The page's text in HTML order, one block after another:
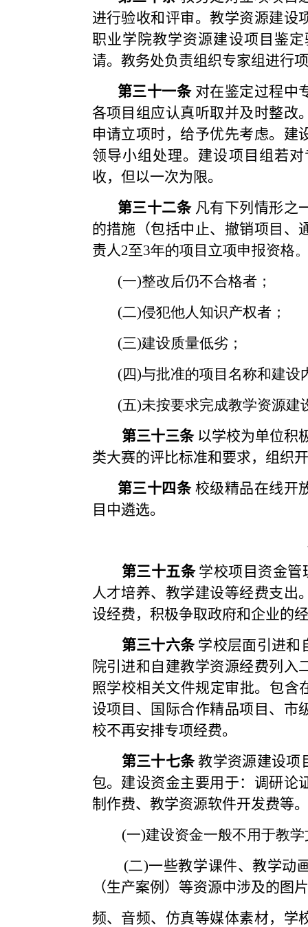
进行验收和评审。教学资源建设
职业学院教学资源建设项目鉴
请。 教务处负责组织专家组进行
第三十一条对在鉴定过程中
各项目组应认真听取并及时整改
申请立项时，给予优先考虑。建
领导小组处理。建设项目组若
收，但以一次为限。
第三十二条凡有下列情形之
的措施（包括中止、撤销项目、
责人2至3年的项目立项申报资格
(一)整改后仍不合格者；
(二)侵犯他人知识产权者；
(三)建设质量低劣；
(四)与批准的项目名称和建设
(五)未按要求完成教学资源建
第三十三条 以学校为单位积
类大赛的评比标准和要求，组织
第三十四条校级精品在线开
目中遴选。
第三十五条 学校项目资金管
人才培养、教学建设等经费支出
设经费，积极争取政府和企业的
第三十六条学校层面引进和
院引进和自建教学资源经费列入
照学校相关文件规定审批。包含
设项目、国际合作精品项目、市
校不再安排专项经费。
第三十七条教学资源建设项
包。建设资金主要用于：调研论
制作费、教学资源软件开发费
(一)建设资金一般不用于教
(二)一些教学课件、教学动
（生产案例）等资源中涉及的图
频、音频、仿真等媒体素材，学